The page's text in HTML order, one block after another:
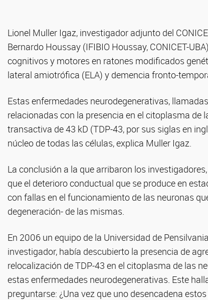
Lionel Muller Igaz, investigador adjunto del
Bernardo Houssay (IFIBIO Houssay, CONICET-
cognitivos y motores en ratones modificados
lateral amiotrófica (ELA) y demencia fronto-
Estas enfermedades neurodegenerativas,
relacionadas con la presencia en el citoplasma de
transactiva de 43 kD (TDP-43, por sus siglas en
núcleo de todas las células, explica Muller Igaz.
La conclusión a la que arribaron los
que el deterioro conductual que se produce en
con fallas en el funcionamiento de las neuronas
degeneración- de las mismas.
En 2006 un equipo de la Universidad de
investigador, había descubierto la presencia de
relocalización de TDP-43 en el citoplasma de las
estas enfermedades neurodegenerativas. Este
preguntarse: ¿Una vez que uno desencadena